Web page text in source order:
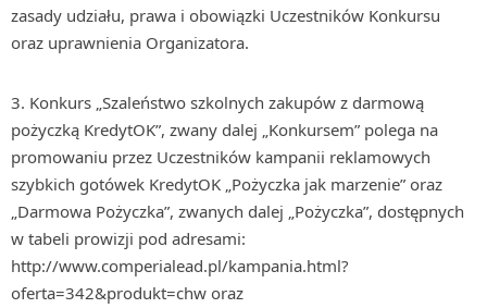
zasady udziału, prawa i obowiązki Uczestników Konkursu
oraz uprawnienia Organizatora.
3. Konkurs „Szaleństwo szkolnych zakupów z darmową
pożyczką KredytOK”, zwany dalej „Konkursem” polega na
promowaniu przez Uczestników kampanii reklamowych
szybkich gotówek KredytOK „Pożyczka jak marzenie” oraz
„Darmowa Pożyczka”, zwanych dalej „Pożyczka”, dostępnych
w tabeli prowizji pod adresami:
http://www.comperialead.pl/kampania.html?
oferta=342&produkt=chw oraz